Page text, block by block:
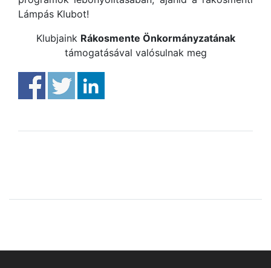
Lámpás Klubot!
Klubjaink Rákosmente Önkormányzatának
támogatásával valósulnak meg